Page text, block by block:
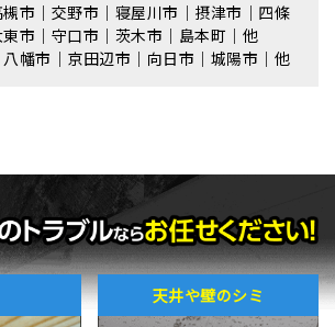
市｜交野市｜寝屋川市｜摂津市｜四條
市｜守口市｜茨木市｜島本町｜他
幡市｜京田辺市｜向日市｜城陽市｜他
天井や壁のシミ